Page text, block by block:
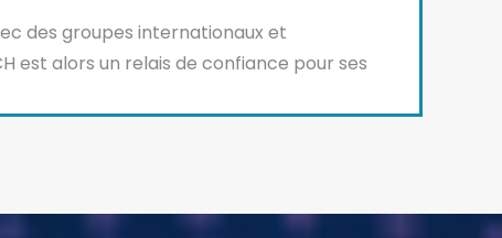
des groupes internationaux et
est alors un relais de confiance pour ses